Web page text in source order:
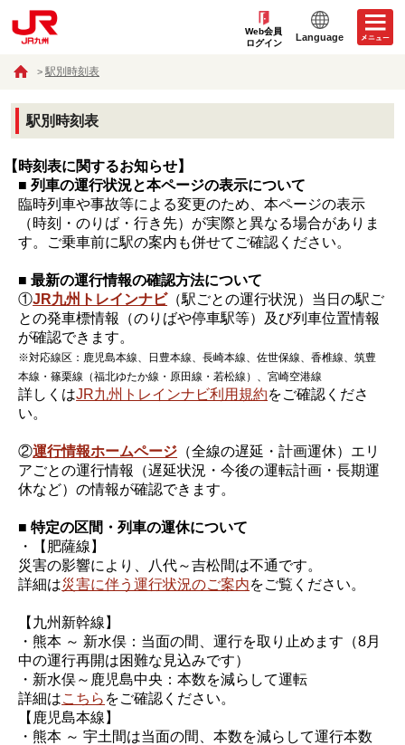
Web会員
ログイン
Language
駅別時刻表
駅別時刻表
【時刻表に関するお知らせ】
■ 列車の運行状況と本ページの表示について
臨時列車や事故等による変更のため、本ページの表示
（時刻・のりば・行き先）が実際と異なる場合がありま
す。ご乗車前に駅の案内も併せてご確認ください。
■ 最新の運行情報の確認方法について
①JR九州トレインナビ（駅ごとの運行状況）当日の駅ご
との発車標情報（のりばや停車駅等）及び列車位置情報
が確認できます。
※対応線区：鹿児島本線、日豊本線、長崎本線、佐世保線、香椎線、筑豊
本線・篠栗線（福北ゆたか線・原田線・若松線）、宮崎空港線
詳しくはJR九州トレインナビ利用規約をご確認くださ
い。
②運行情報ホームページ （全線の遅延・計画運休）エリ
アごとの運行情報（遅延状況・今後の運転計画・長期運
休など）の情報が確認できます。
■ 特定の区間・列車の運休について
・【肥薩線】
災害の影響により、八代～吉松間は不通です。
詳細は災害に伴う運行状況のご案内をご覧ください。
【九州新幹線】
・熊本 ～ 新水俣：当面の間、運行を取り止めます（8月
中の運行再開は困難な見込みです）
・新水俣～鹿児島中央：本数を減らして運転
詳細はこちら をご確認ください。
【鹿児島本線】
・熊本 ～ 宇土間は当面の間、本数を減らして運行本数